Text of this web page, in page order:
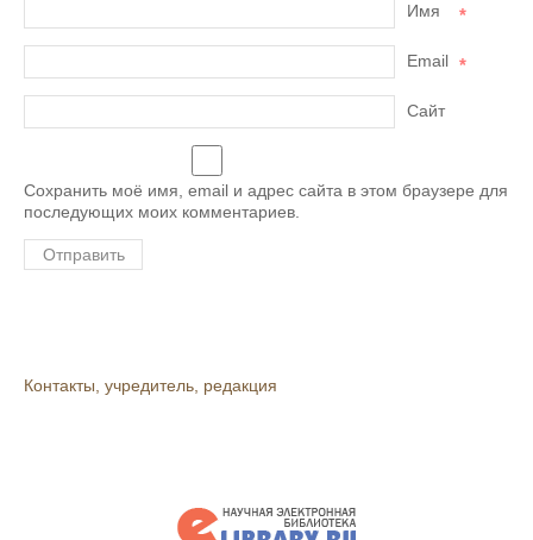
Имя *
Email *
Сайт
Сохранить моё имя, email и адрес сайта в этом браузере для
последующих моих комментариев.
Контакты, учредитель, редакция